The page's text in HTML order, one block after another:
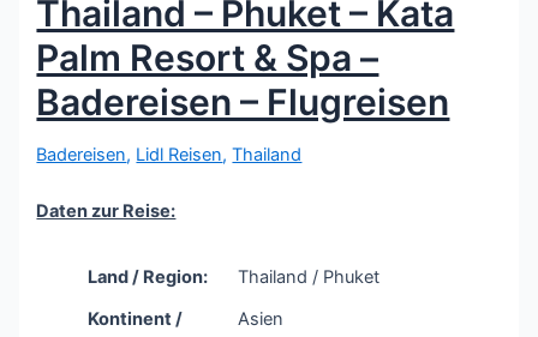
Thailand – Phuket – Kata
Palm Resort & Spa –
Badereisen – Flugreisen
Badereisen, Lidl Reisen,Thailand
Daten zur Reise:
Land / Region:
Thailand / Phuket
Kontinent /
Asien